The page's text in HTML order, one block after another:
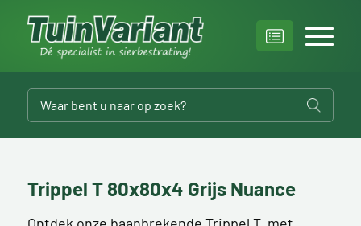
Trippel T 80x80x4 Grijs Nuance